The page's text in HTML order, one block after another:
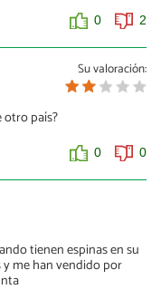
0 2
Su valoración:
otro país?
0 0
tienen espinas en su
me han vendido por